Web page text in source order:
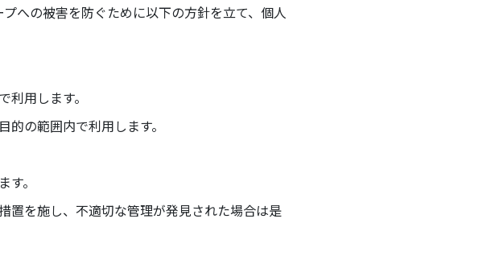
への被害を防ぐために以下の方針を立て、個人
用します。
の範囲内で利用します。
。
置を施し、不適切な管理が発見された場合は是